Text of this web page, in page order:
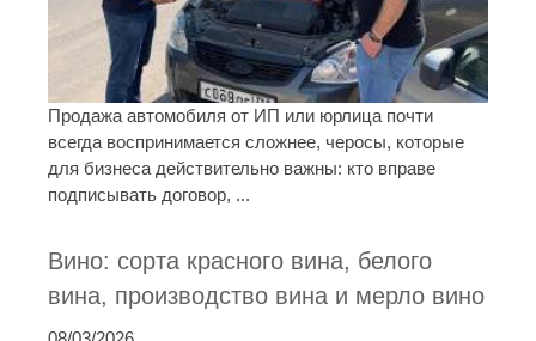
Продажа автомобиля от ИП или юрлица почти
всегда воспринимается сложнее, черосы, которые
для бизнеса действительно важны: кто вправе
подписывать договор, ...
Вино: сорта красного вина, белого
вина, производство вина и мерло вино